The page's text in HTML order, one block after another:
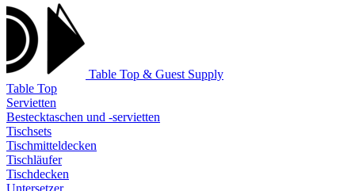
Table Top & Guest Supply
Table Top
Servietten
Bestecktaschen und -servietten
Tischsets
Tischmitteldecken
Tischläufer
Tischdecken